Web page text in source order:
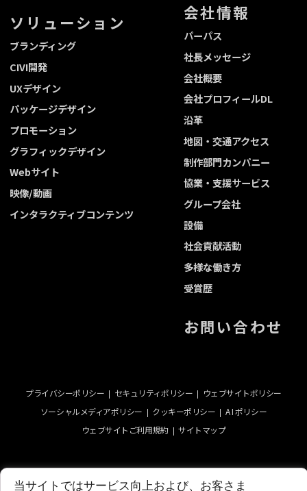
ソリューション
ブランディング
CIVI開発
UXデザイン
パッケージデザイン
プロモーション
グラフィックデザイン
Webサイト
映像/動画
インタラクティブコンテンツ
会社情報
パーパス
社長メッセージ
会社概要
会社プロフィールDL
沿革
地図・交通アクセス
制作部門カンパニー
協業・支援サービス
グループ会社
設備
社会貢献活動
多様な働き方
受賞歴
お問い合わせ
プライバシーポリシー セキュリティポリシー
ウェブサイトポリシー
ソーシャルメディアポリシー
クッキーポリシー
A I ポリシー
ウェブサイトご利用規約
サイトマップ
当サイトではサービス向上および、お客さま